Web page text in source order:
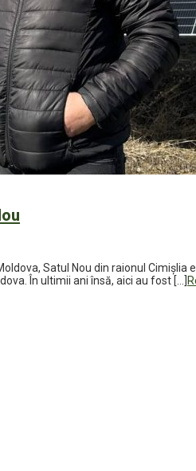
Satul Nou din raionul
În ultimii ani însă, aici au fost […]